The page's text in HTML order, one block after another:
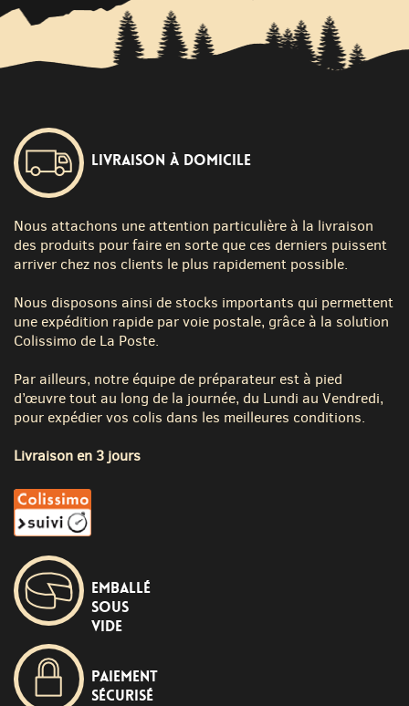
Livraison à domicile
Nous attachons une attention particulière à la livraison
des produits pour faire en sorte que ces derniers puissent
arriver chez nos clients le plus rapidement possible.
Nous disposons ainsi de stocks importants qui permettent
une expédition rapide par voie postale, grâce à la solution
Colissimo de La Poste.
Par ailleurs, notre équipe de préparateur est à pied
d’œuvre tout au long de la journée, du Lundi au Vendredi,
pour expédier vos colis dans les meilleures conditions.
Livraison en 3 jours
Emballé
sous
vide
Paiement
sécurisé